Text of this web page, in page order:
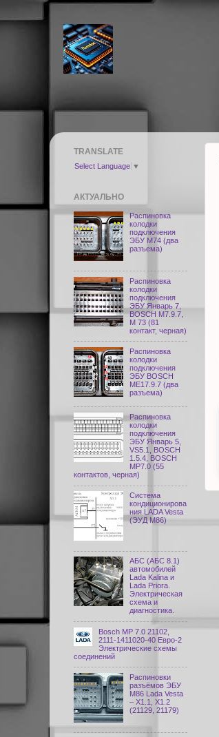
TRANSLATE
Select Language ▼
АКТУАЛЬНО
Распиновка
колодки
подключения
ЭБУ M74 (два
разъема)
Распиновка
колодки
подключения
ЭБУ Январь 7,
BOSCH M7.9.7,
М 73 (81
контакт, черная)
Распиновка
колодки
подключения
ЭБУ BOSCH
ME17.9.7 (два
разъема)
Распиновка
колодки
подключения
ЭБУ Январь 5,
VS5.1, BOSCH
1.5.4, BOSCH
MP7.0 (55
контактов, черная)
Система
кондиционирова
ния LADA Vesta
(ЭУД М86)
АБС (АБС 8.1)
автомобилей
Lada Kalina и
Lada Priora.
Электрическая
схема и
диагностика.
Bosch МР 7.0 21102,
2111-1411020-40 Евро-2
Электрические схемы
соединений
Распиновки
разъёмов ЭБУ
M86 Lada Vesta
– X1.1, X1.2
(21129, 21179)